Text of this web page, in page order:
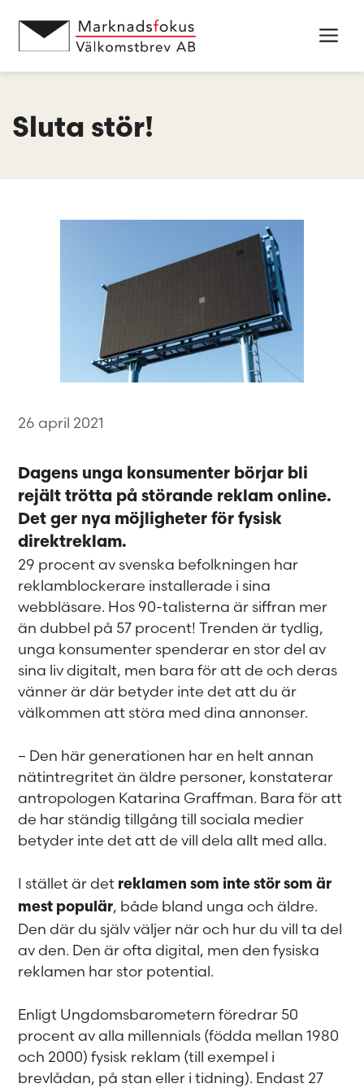
innehåll
Sluta stör!
26 april 2021
Dagens unga konsumenter börjar bli
rejält trötta på störande reklam online.
Det ger nya möjligheter för fysisk
direktreklam.
29 procent av svenska befolkningen har
reklamblockerare installerade i sina
webbläsare. Hos 90-talisterna är siffran mer
än dubbel på 57 procent! Trenden är tydlig,
unga konsumenter spenderar en stor del av
sina liv digitalt, men bara för att de och deras
vänner är där betyder inte det att du är
välkommen att störa med dina annonser.
– Den här generationen har en helt annan
nätintregritet än äldre personer, konstaterar
antropologen Katarina Graffman. Bara för att
de har ständig tillgång till sociala medier
betyder inte det att de vill dela allt med alla.
I stället är det reklamen som inte stör som är
mest populär, både bland unga och äldre.
Den där du själv väljer när och hur du vill ta del
av den. Den är ofta digital, men den fysiska
reklamen har stor potential.
Enligt Ungdomsbarometern föredrar 50
procent av alla millennials (födda mellan 1980
och 2000) fysisk reklam (till exempel i
brevlådan, på stan eller i tidning). Endast 27